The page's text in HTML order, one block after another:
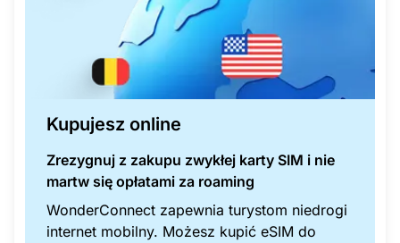
Kupujesz online
Zrezygnuj z zakupu zwykłej karty SIM i nie
martw się opłatami za roaming
WonderConnect zapewnia turystom niedrogi
internet mobilny. Możesz kupić eSIM do